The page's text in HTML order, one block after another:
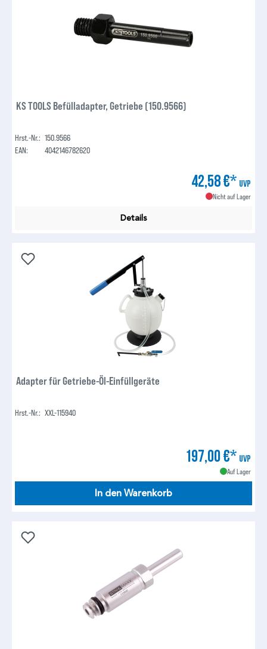
KS TOOLS Befülladapter, Getriebe (150.9566)
Hrst.-Nr.: 150.9566
EAN:
4042146782620
42,58 €* UVP
Nicht auf Lager
Details
Adapter für Getriebe-Öl-Einfüllgeräte
Hrst.-Nr.: XXL-115940
197,00 €* UVP
Auf Lager
In den Warenkorb